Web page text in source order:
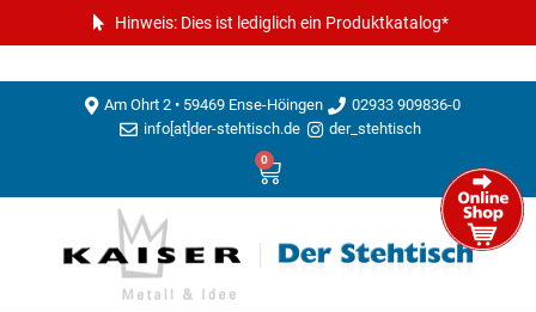
Hinweis: Dies ist lediglich ein Produktkatalog*
Am Ohrt 2 • 59469 Ense-Höingen
02933 909836-0
info[at]der-stehtisch.de
der_stehtisch
0